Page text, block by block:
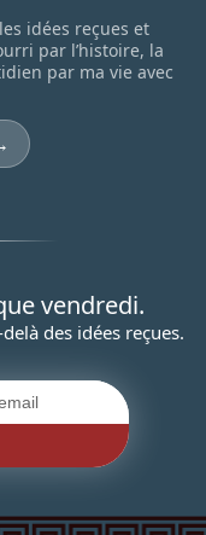
idées reçues et
par l’histoire, la
par ma vie avec
vendredi.
des idées reçues.